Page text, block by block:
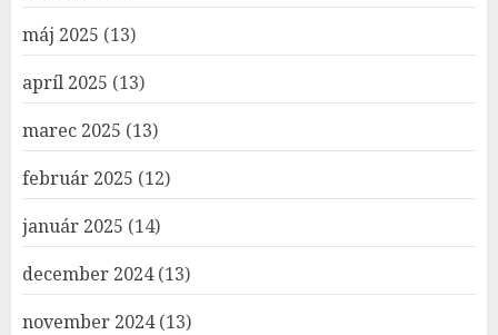
máj 2025 (13)
apríl 2025 (13)
marec 2025 (13)
február 2025 (12)
január 2025 (14)
december 2024(13)
november 2024(13)